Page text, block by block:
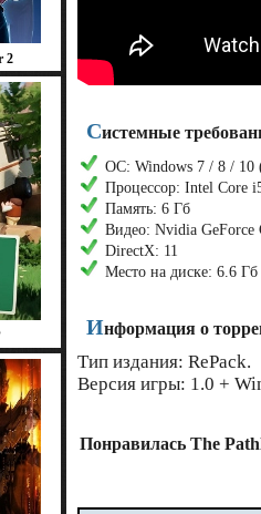
2
Системные
ОС: Windows 7 / 8 / 10
Процессор: Intel Core
Память: 6 Гб
Видео: Nvidia
DirectX: 11
Место на диске: 6.6 Гб
Информация о
Тип издания: RePack.
Версия игры: 1.0 +
Понравилась The